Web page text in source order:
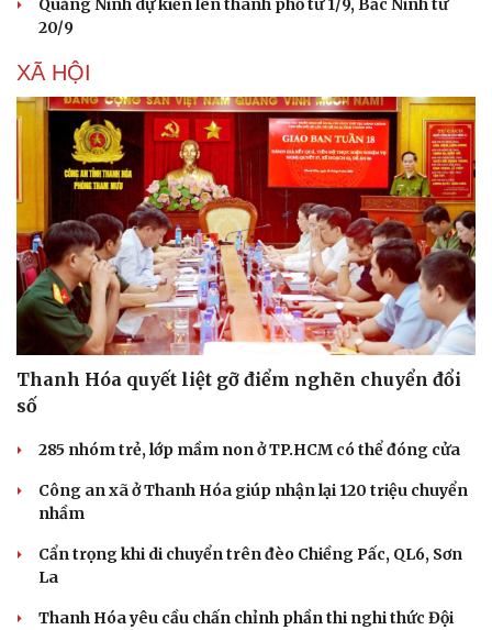
Quảng Ninh dự kiến lên thành phố từ 1/9, Bắc Ninh từ
20/9
XÃ HỘI
Thanh Hóa quyết liệt gỡ điểm nghẽn chuyển đổi
số
285 nhóm trẻ, lớp mầm non ở TP.HCM có thể đóng cửa
Công an xã ở Thanh Hóa giúp nhận lại 120 triệu chuyển
nhầm
Cẩn trọng khi di chuyển trên đèo Chiềng Pấc, QL6, Sơn
La
Thanh Hóa yêu cầu chấn chỉnh phần thi nghi thức Đội